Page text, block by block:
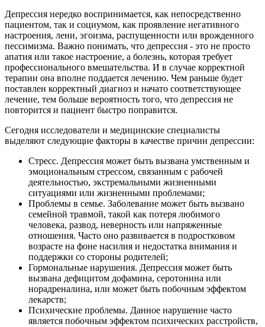
Депрессия нередко воспринимается, как непосредственно
пациентом, так и социумом, как проявление негативного
настроения, лени, эгоизма, распущенности или врожденного
пессимизма. Важно понимать, что депрессия - это не просто
апатия или такое настроение, а болезнь, которая требует
профессионального вмешательства. И в случае корректной
терапии она вполне поддается лечению. Чем раньше будет
поставлен корректный диагноз и начато соответствующее
лечение, тем больше вероятность того, что депрессия не
повторится и пациент быстро поправится.
Сегодня исследователи и медицинские специалисты
выделяют следующие факторы в качестве причин депрессии:
Стресс. Депрессия может быть вызвана умственным и
эмоциональным стрессом, связанным с рабочей
деятельностью, экстремальными жизненными
ситуациями или жизненными проблемами;
Проблемы в семье. Заболевание может быть вызвано
семейной травмой, такой как потеря любимого
человека, развод, неверность или напряженные
отношения. Часто оно развивается в подростковом
возрасте на фоне насилия и недостатка внимания и
поддержки со стороны родителей;
Гормональные нарушения. Депрессия может быть
вызвана дефицитом дофамина, серотонина или
норадреналина, или может быть побочным эффектом
лекарств;
Психические проблемы. Данное нарушение часто
является побочным эффектом психических расстройств,